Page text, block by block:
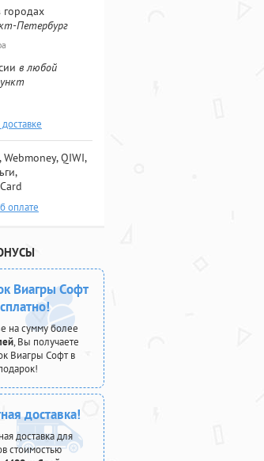
Петербург
в любой
QIWI,
оплате
Виагры Софт
на сумму более
, Вы получаете
Виагры Софт в
доставка!
доставка для
стоимостью